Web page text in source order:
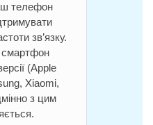
телефон
зв’язку.
(Apple
Xiaomi,
з цим